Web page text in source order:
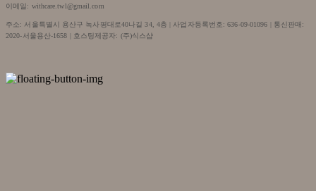
이메일: withcare.twl@gmail.com
주소: 서울특별시 용산구 녹사평대로40나길 34, 4층 | 사업자등록번호:636-09-01096 | 통신판매:
2020-서울용산-1658 | 호스팅제공자: (주)식스샵